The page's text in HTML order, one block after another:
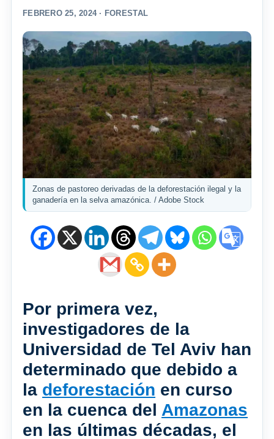
FEBRERO 25, 2024 · FORESTAL
Zonas de pastoreo derivadas de la deforestación ilegal y la
ganadería en la selva amazónica. / Adobe Stock
Por primera vez,
investigadores de la
Universidad de Tel Aviv han
determinado que debido a
la deforestación en curso
en la cuenca del Amazonas
en las últimas décadas, el